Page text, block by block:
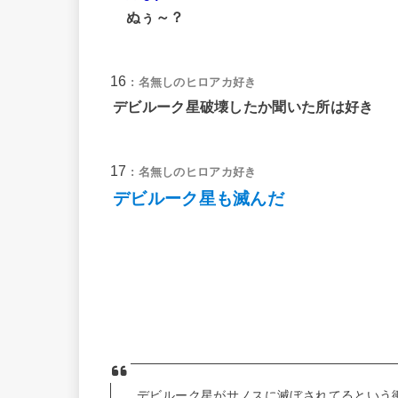
ぬぅ～？
16 : 名無しのヒロアカ好き
デビルーク星破壊したか聞いた所は好き
17 : 名無しのヒロアカ好き
デビルーク星も滅んだ